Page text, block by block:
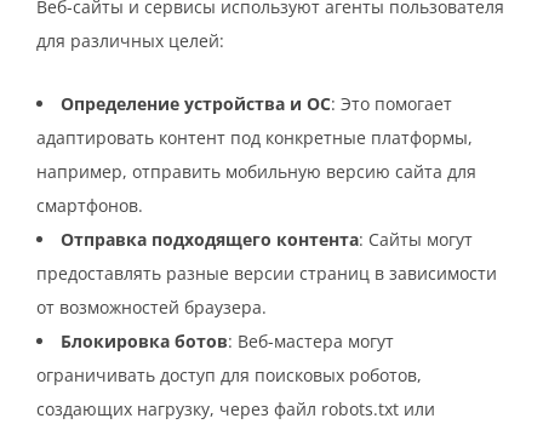
Веб-сайты и сервисы используют агенты пользователя
для различных целей:
Определение устройства и ОС: Это помогает
адаптировать контент под конкретные платформы,
например, отправить мобильную версию сайта для
смартфонов.
Отправка подходящего контента: Сайты могут
предоставлять разные версии страниц в зависимости
от возможностей браузера.
Блокировка ботов: Веб-мастера могут
ограничивать доступ для поисковых роботов,
создающих нагрузку, через файл robots.txt или